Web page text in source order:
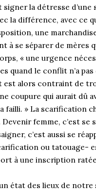
la détresse
la différence, avec ce
une
à se séparer de
« une urgence
quand le conflit n’a
est alors contraint de
coupure qui aurait dû
failli. » La scarification
Devenir femme, c’est se
c’est aussi se
ou tatouage-
à une inscription
état des lieux de notre